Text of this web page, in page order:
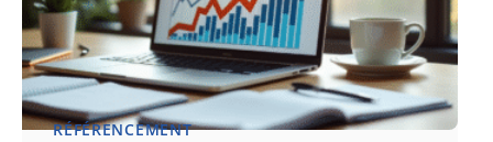
RÉFÉRENCEMENT